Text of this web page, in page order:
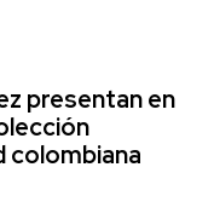
presentan en
colombiana